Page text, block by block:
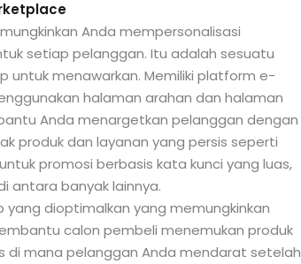
Anda mempersonalisasi
setiap pelanggan. Itu adalah sesuatu
untuk menawarkan. Memiliki platform e-
halaman arahan dan halaman
Anda menargetkan pelanggan dengan
produk dan layanan yang persis seperti
promosi berbasis kata kunci yang luas,
antara banyak lainnya.
yang dioptimalkan yang memungkinkan
calon pembeli menemukan produk
di mana pelanggan Anda mendarat setelah